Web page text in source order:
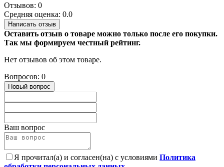
Отзывов: 0
Средняя оценка: 0.0
Написать отзыв
Оставить отзыв о товаре можно только после его покупки.
Так мы формируем честный рейтинг.
Нет отзывов об этом товаре.
Вопросов: 0
Новый вопрос
Ваш вопрос
Я прочитал(а) и согласен(на) с условиями Политика